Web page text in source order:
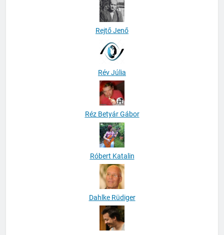
Rejtő Jenő
Rév Júlia
Réz Betyár Gábor
Róbert Katalin
Dahlke Rüdiger